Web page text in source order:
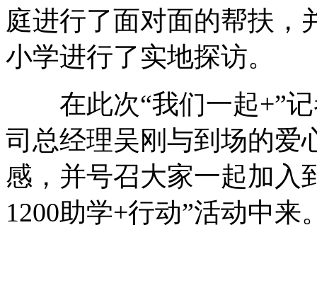
庭进行了面对面的帮扶，
小学进行了实地探访。
在此次“我们一起+”记
司总经理吴刚与到场的爱
感，并号召大家一起加
1200助学+行动”活动中来